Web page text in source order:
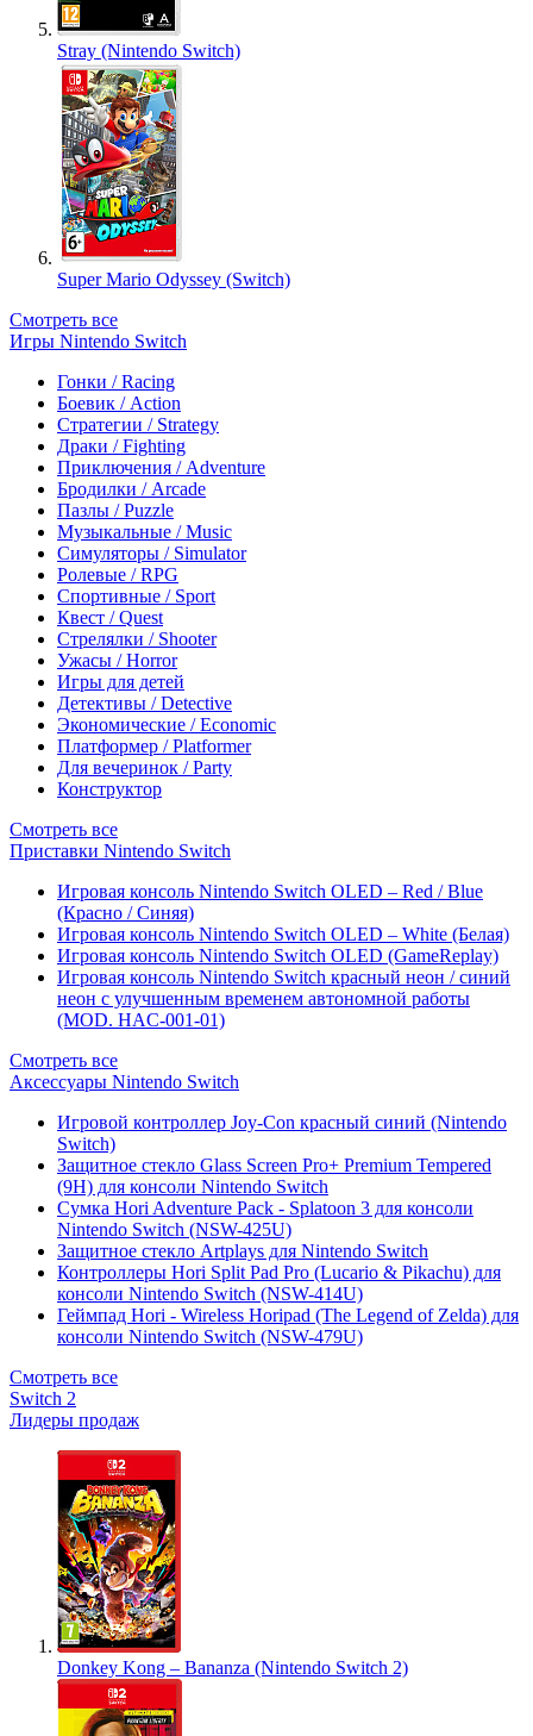
Stray (Nintendo Switch)
Super Mario Odyssey (Switch)
Смотреть все
Игры Nintendo Switch
Гонки / Racing
Боевик / Action
Стратегии / Strategy
Драки / Fighting
Приключения / Adventure
Бродилки / Arcade
Пазлы / Puzzle
Музыкальные / Music
Симуляторы / Simulator
Ролевые / RPG
Спортивные / Sport
Квест / Quest
Стрелялки / Shooter
Ужасы / Horror
Игры для детей
Детективы / Detective
Экономические / Economic
Платформер / Platformer
Для вечеринок / Party
Конструктор
Смотреть все
Приставки Nintendo Switch
Игровая консоль Nintendo Switch OLED – Red / Blue
(Красно / Синяя)
Игровая консоль Nintendo Switch OLED – White (Белая)
Игровая консоль Nintendo Switch OLED (GameReplay)
Игровая консоль Nintendo Switch красный неон / синий
неон с улучшенным временем автономной работы
(MOD. HAC-001-01)
Смотреть все
Аксессуары Nintendo Switch
Игровой контроллер Joy-Con красный синий (Nintendo
Switch)
Защитное стекло Glass Screen Pro+ Premium Tempered
(9H) для консоли Nintendo Switch
Сумка Hori Adventure Pack - Splatoon 3 для консоли
Nintendo Switch (NSW-425U)
Защитное стекло Artplays для Nintendo Switch
Контроллеры Hori Split Pad Pro (Lucario & Pikachu) для
консоли Nintendo Switch (NSW-414U)
Геймпад Hori - Wireless Horipad (The Legend of Zelda) для
консоли Nintendo Switch (NSW-479U)
Смотреть все
Switch 2
Лидеры продаж
Donkey Kong – Bananza (Nintendo Switch 2)